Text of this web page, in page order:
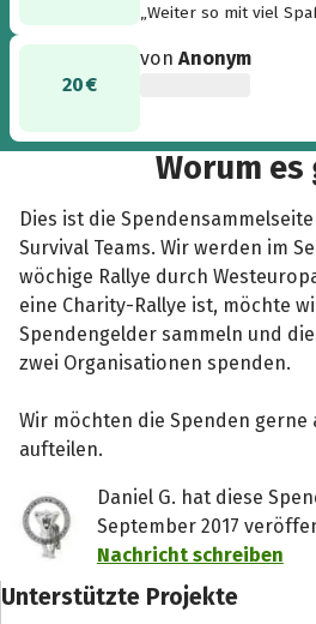
„Weiter so mit viel
20 €
vonAnonym
Worum es
Dies ist die
Survival Teams. Wir werden im
wöchige Rallye durch
eine Charity-Rallye ist, möchte
Spendengelder sammeln und
zwei Organisationen spenden.
Wir möchten die Spenden gerne
aufteilen.
Daniel G. hat diese
September 2017
Nachricht schreiben
Unterstützte Projekte